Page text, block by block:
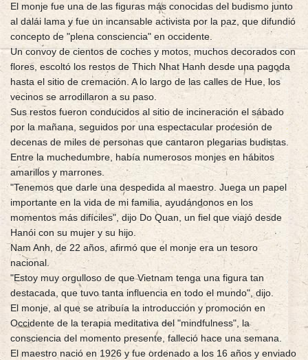
El monje fue una de las figuras más conocidas del budismo junto
al dalái lama y fue un incansable activista por la paz, que difundió
concepto de "plena consciencia" en occidente.
Un convoy de cientos de coches y motos, muchos decorados con
flores, escoltó los restos de Thich Nhat Hanh desde una pagoda
hasta el sitio de cremación. A lo largo de las calles de Hue, los
vecinos se arrodillaron a su paso.
Sus restos fueron conducidos al sitio de incineración el sábado
por la mañana, seguidos por una espectacular procesión de
decenas de miles de personas que cantaron plegarias budistas.
Entre la muchedumbre, había numerosos monjes en hábitos
amarillos y marrones.
"Tenemos que darle una despedida al maestro. Juega un papel
importante en la vida de mi familia, ayudándonos en los
momentos más difíciles", dijo Do Quan, un fiel que viajó desde
Hanói con su mujer y su hijo.
Nam Anh, de 22 años, afirmó que el monje era un tesoro
nacional.
"Estoy muy orgulloso de que Vietnam tenga una figura tan
destacada, que tuvo tanta influencia en todo el mundo", dijo.
El monje, al que se atribuía la introducción y promoción en
Occidente de la terapia meditativa del "mindfulness", la
consciencia del momento presente, falleció hace una semana.
El maestro nació en 1926 y fue ordenado a los 16 años y enviado